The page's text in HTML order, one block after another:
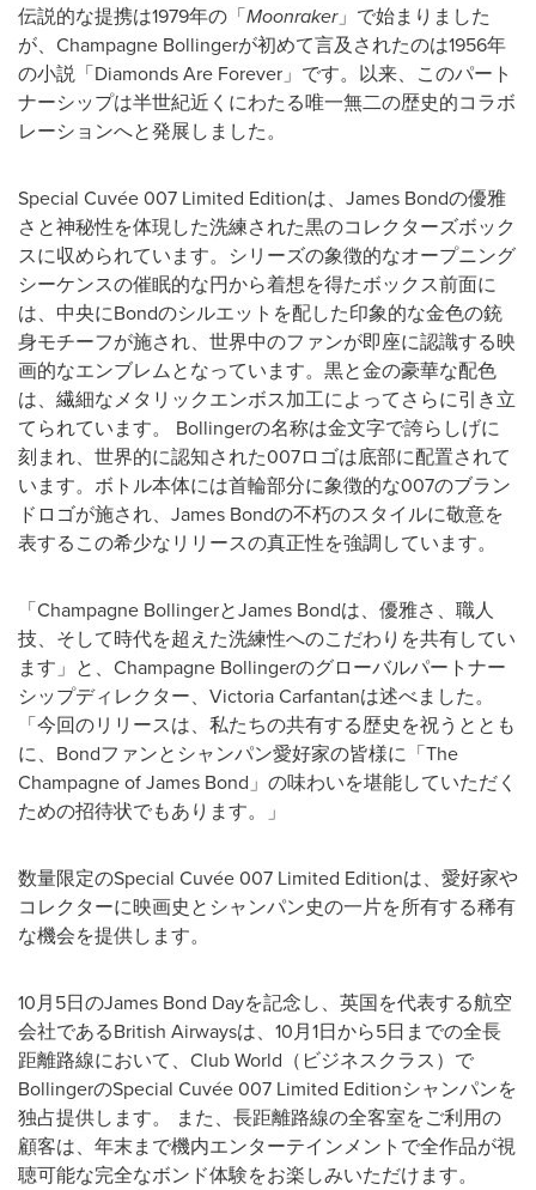
伝説的な提携は1979年の「Moonraker」で始まりました
が、Champagne Bollingerが初めて言及されたのは1956年
の小説「Diamonds Are Forever」です。以来、このパート
ナーシップは半世紀近くにわたる唯一無二の歴史的コラボ
レーションへと発展しました。
Special Cuvée 007 Limited Editionは、James Bondの優雅
さと神秘性を体現した洗練された黒のコレクターズボック
スに収められています。シリーズの象徴的なオープニング
シーケンスの催眠的な円から着想を得たボックス前面に
は、中央にBondのシルエットを配した印象的な金色の銃
身モチーフが施され、世界中のファンが即座に認識する映
画的なエンブレムとなっています。黒と金の豪華な配色
は、繊細なメタリックエンボス加工によってさらに引き立
てられています。 Bollingerの名称は金文字で誇らしげに
刻まれ、世界的に認知された007ロゴは底部に配置されて
います。ボトル本体には首輪部分に象徴的な007のブラン
ドロゴが施され、James Bondの不朽のスタイルに敬意を
表するこの希少なリリースの真正性を強調しています。
「Champagne BollingerとJames Bondは、優雅さ、職人
技、そして時代を超えた洗練性へのこだわりを共有してい
ます」と、Champagne Bollingerのグローバルパートナー
シップディレクター、Victoria Carfantanは述べました。
「今回のリリースは、私たちの共有する歴史を祝うととも
に、Bondファンとシャンパン愛好家の皆様に「The
Champagne of James Bond」の味わいを堪能していただく
ための招待状でもあります。」
数量限定のSpecial Cuvée 007 Limited Editionは、愛好家や
コレクターに映画史とシャンパン史の一片を所有する稀有
な機会を提供します。
10月5日のJames Bond Dayを記念し、英国を代表する航空
会社であるBritish Airwaysは、10月1日から5日までの全長
距離路線において、Club World（ビジネスクラス）で
BollingerのSpecial Cuvée 007 Limited Editionシャンパンを
独占提供します。 また、長距離路線の全客室をご利用の
顧客は、年末まで機内エンターテインメントで全作品が視
聴可能な完全なボンド体験をお楽しみいただけます。